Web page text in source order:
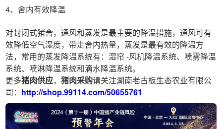
4、舍内有效降温
对封闭式猪舍，通风和蒸发是最主要的降温措施，通风可有
效降低空气湿度，带走舍内热量，蒸发是最有效的降温方
法，常用的蒸发降温系统有：湿帘 -风机降温系统、喷雾降温
系统、喷淋降温系统和滴水降温系统。
更多猪肉供应， 猪肉采购请关注湖南老古板生态农业有限公
司： http://shop.99114.com/50655761